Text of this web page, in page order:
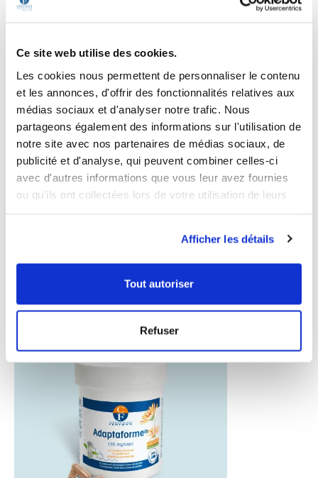
Ce site web utilise des cookies.
Les cookies nous permettent de personnaliser le contenu
et les annonces, d'offrir des fonctionnalités relatives aux
médias sociaux et d'analyser notre trafic. Nous
partageons également des informations sur l'utilisation de
notre site avec nos partenaires de médias sociaux, de
publicité et d'analyse, qui peuvent combiner celles-ci
avec d'autres informations que vous leur avez fournies
ou qu'ils ont collectées lors de votre utilisation de leurs
Afficher les détails
Tout autoriser
Refuser
une baisse significative de l'absentéisme.
L'Eleuthérocoque contient des glucosides appelés
racines et sont à l'origine des propriétés «adaptogènes»
de l'éleuthérocoque - c'est-à-dire qu'elles permettent à
l'organisme d'adapter ses capacités mentales et
physiques lors des périodes de faiblesse.
L'éleuthérocoque possède également desacides aminés
et des vitamines qui agissent en
synergie
En finalité, l'éleuthérocoque contribue à obtenir plus
Ils contiennent de l'Éleuthérocoque...